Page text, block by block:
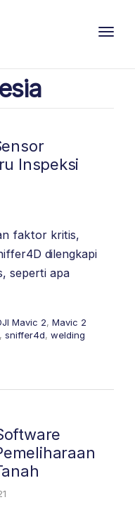
Inspeksi
faktor kritis,
dilengkapi
seperti apa
Mavic 2, Mavic 2
, sniffer4d, welding